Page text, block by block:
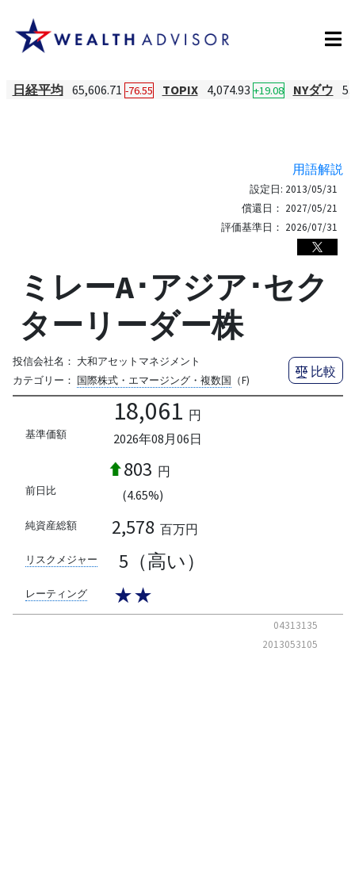
日経平均 65,606.71 -76.55 TOPIX 4,074.93 +19.08 NYダウ
用語解説
設定日: 2013/05/31
償還日： 2027/05/21
評価基準日： 2026/07/31
ミレーA･アジア･セク
ターリーダー株
投信会社名： 大和アセットマネジメント
カテゴリー： 国際株式・エマージング・複数国 （F)
比較
基準価額
18,061 円
2026年08月06日
前日比
803 円
(4.65%)
純資産総額 2,578 百万円
リスクメジャー 5（高い）
レーティング ★★
04313135
2013053105